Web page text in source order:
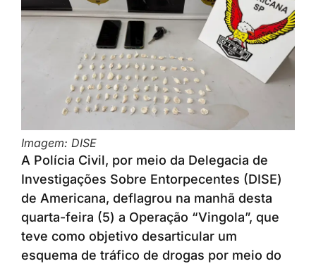
Imagem: DISE
A Polícia Civil, por meio da Delegacia de
Investigações Sobre Entorpecentes (DISE)
de Americana, deflagrou na manhã desta
quarta-feira (5) a Operação “Vingola”, que
teve como objetivo desarticular um
esquema de tráfico de drogas por meio do